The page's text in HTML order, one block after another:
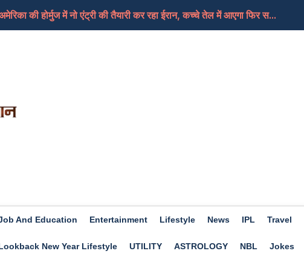
की होर्मुज में नो एंट्री की तैयारी कर रहा ईरान, कच्चे तेल में आएगा फिर स...
And Education Entertainment Lifestyle News IPL Travel
New Year Lifestyle UTILITY ASTROLOGY NBL Jokes